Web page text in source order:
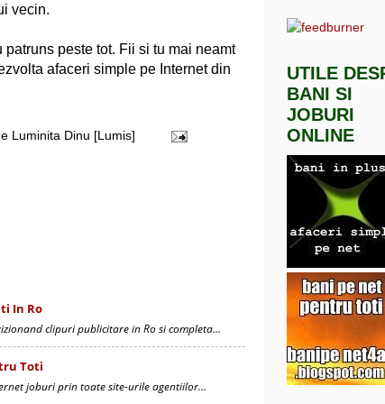
vecin.
peste tot. Fii si tu mai neamt
afaceri simple pe Internet din
Luminita Dinu [Lumis]
In Ro
clipuri publicitare in Ro si completa…
Toti
joburi prin toate site-urile agentiilor…
UTILE
BANI SI
JOBURI
ONLINE